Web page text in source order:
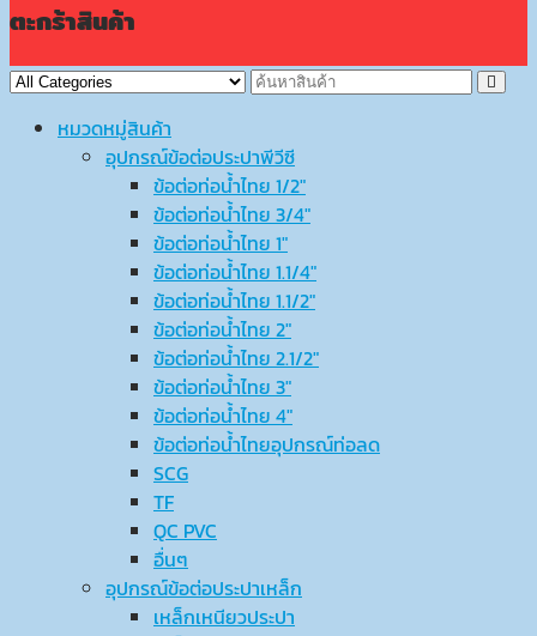
ตะกร้าสินค้า
หมวดหมู่สินค้า
อุปกรณ์ข้อต่อประปาพีวีซี
ข้อต่อท่อน้ำไทย 1/2″
ข้อต่อท่อน้ำไทย 3/4″
ข้อต่อท่อน้ำไทย 1″
ข้อต่อท่อน้ำไทย 1.1/4″
ข้อต่อท่อน้ำไทย 1.1/2″
ข้อต่อท่อน้ำไทย 2″
ข้อต่อท่อน้ำไทย 2.1/2″
ข้อต่อท่อน้ำไทย 3″
ข้อต่อท่อน้ำไทย 4″
ข้อต่อท่อน้ำไทยอุปกรณ์ท่อลด
SCG
TF
QC PVC
อื่นๆ
อุปกรณ์ข้อต่อประปาเหล็ก
เหล็กเหนียวประปา